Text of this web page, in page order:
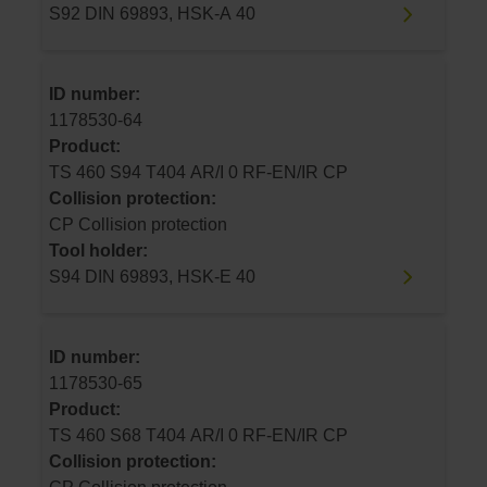
S92 DIN 69893, HSK-A 40
ID number:
1178530-64
Product:
TS 460 S94 T404 AR/I 0 RF-EN/IR CP
Collision protection:
CP Collision protection
Tool holder:
S94 DIN 69893, HSK-E 40
ID number:
1178530-65
Product:
TS 460 S68 T404 AR/I 0 RF-EN/IR CP
Collision protection: